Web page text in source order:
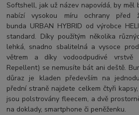
Softshell, jak už název napovídá, by měl
nabízí vysokou míru ochrany před
bunda URBAN HYBRID od výrobce
standard. Díky použítým několika
lehká, snadno sbalitelná a vysoce
větrem a díky vodoodpudivé vrstvě
Repellent) se nemusíte bát ani deště.
důraz je kladen především na
přední straně najdete celkem čtyři
jsou polstrovány fleecem, a dvě
na doklady, smartphone či peněženku.